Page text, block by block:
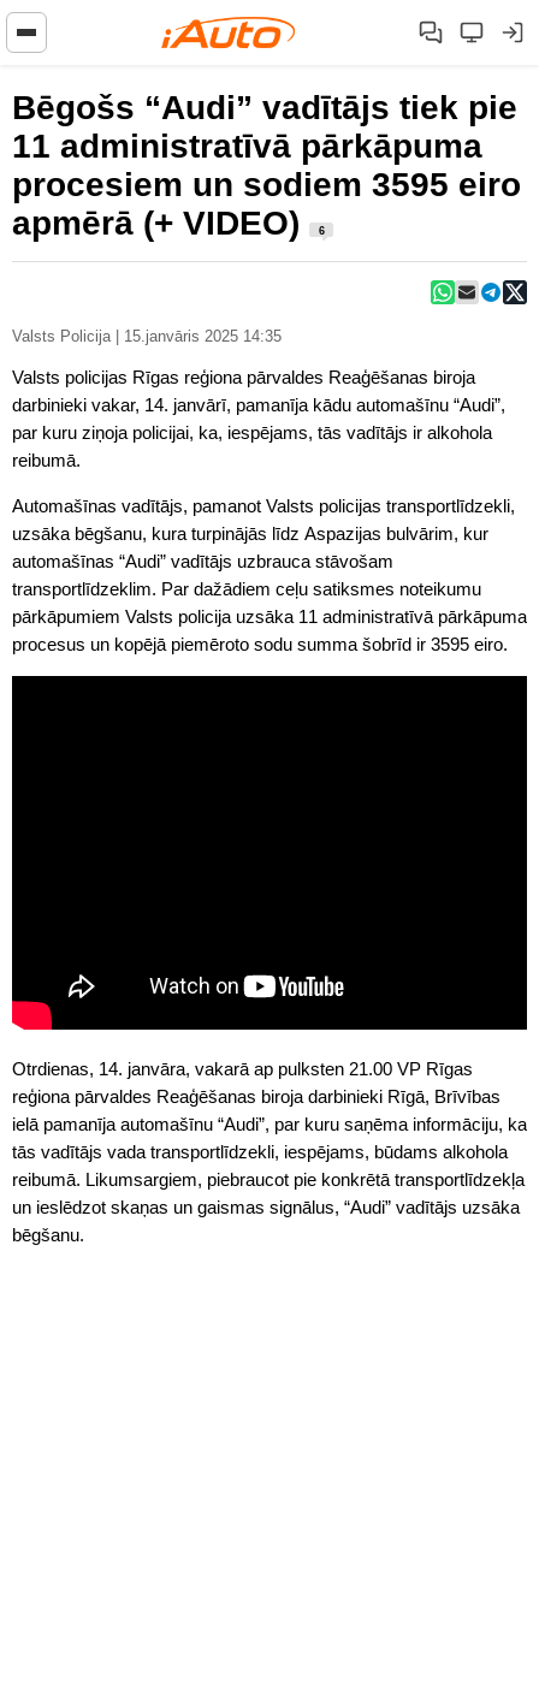
Bēgošs “Audi” vadītājs tiek pie
11 administratīvā pārkāpuma
procesiem un sodiem 3595 eiro
apmērā (+ VIDEO)
6
Valsts Policija | 15.janvāris 2025 14:35
Valsts policijas Rīgas reģiona pārvaldes Reaģēšanas biroja
darbinieki vakar, 14. janvārī, pamanīja kādu automašīnu “Audi”,
par kuru ziņoja policijai, ka, iespējams, tās vadītājs ir alkohola
reibumā.
Automašīnas vadītājs, pamanot Valsts policijas transportlīdzekli,
uzsāka bēgšanu, kura turpinājās līdz Aspazijas bulvārim, kur
automašīnas “Audi” vadītājs uzbrauca stāvošam
transportlīdzeklim. Par dažādiem ceļu satiksmes noteikumu
pārkāpumiem Valsts policija uzsāka 11 administratīvā pārkāpuma
procesus un kopējā piemēroto sodu summa šobrīd ir 3595 eiro.
Otrdienas, 14. janvāra, vakarā ap pulksten 21.00 VP Rīgas
reģiona pārvaldes Reaģēšanas biroja darbinieki Rīgā, Brīvības
ielā pamanīja automašīnu “Audi”, par kuru saņēma informāciju, ka
tās vadītājs vada transportlīdzekli, iespējams, būdams alkohola
reibumā. Likumsargiem, piebraucot pie konkrētā transportlīdzekļa
un ieslēdzot skaņas un gaismas signālus, “Audi” vadītājs uzsāka
bēgšanu.